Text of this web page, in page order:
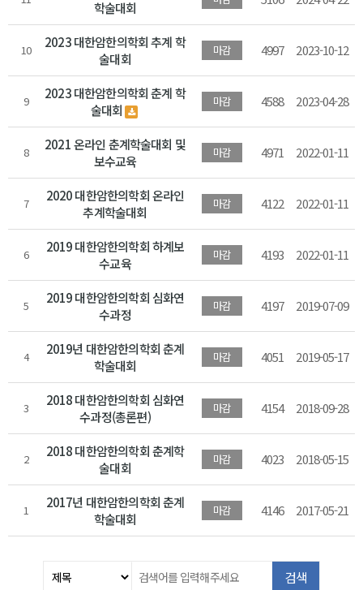
학술대회
10
2023 대한암한의학회 추계 학
술대회
마감 4997 2023-10-12
9
2023 대한암한의학회 춘계 학
술대회
마감 4588 2023-04-28
8
2021 온라인 춘계학술대회 및
보수교육
마감 4971 2022-01-11
7
2020 대한암한의학회 온라인
추계학술대회
마감 4122 2022-01-11
6
2019 대한암한의학회 하계보
수교육
마감 4193 2022-01-11
5
2019 대한암한의학회 심화연
수과정
마감 4197 2019-07-09
4
2019년 대한암한의학회 춘계
학술대회
마감 4051 2019-05-17
3
2018 대한암한의학회 심화연
수과정(총론편)
마감 4154 2018-09-28
2
2018 대한암한의학회 춘계학
술대회
마감 4023 2018-05-15
1
2017년 대한암한의학회 춘계
학술대회
마감 4146 2017-05-21